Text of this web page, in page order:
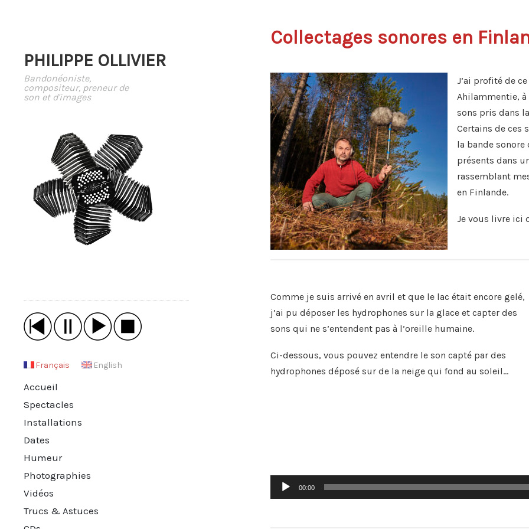
PHILIPPE OLLIVIER
Bandonéoniste,
compositeur, preneur de
son et d'images
Français English
Accueil
Spectacles
Installations
Dates
Humeur
Photographies
Vidéos
Trucs & Astuces
Collectages sonores en
J’ai profité de
Ahilammentie,
sons pris dans
Certains de ces
la bande
présents dans
rassemblant
en Finlande.
Je vous livre ici
Comme je suis arrivé en avril et que le lac était encore gelé,
j’ai pu déposer les hydrophones sur la glace et capter des
sons qui ne s’entendent pas à l’oreille humaine.
Ci-dessous, vous pouvez entendre le son capté par des
hydrophones déposé sur de la neige qui fond au soleil…
00:00